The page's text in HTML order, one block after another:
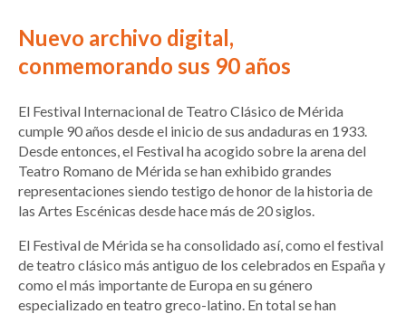
Nuevo archivo digital,
conmemorando sus 90 años
El Festival Internacional de Teatro Clásico de Mérida
cumple 90 años desde el inicio de sus andaduras en 1933.
Desde entonces, el Festival ha acogido sobre la arena del
Teatro Romano de Mérida se han exhibido grandes
representaciones siendo testigo de honor de la historia de
las Artes Escénicas desde hace más de 20 siglos.
El Festival de Mérida se ha consolidado así, como el festival
de teatro clásico más antiguo de los celebrados en España y
como el más importante de Europa en su género
especializado en teatro greco-latino. En total se han